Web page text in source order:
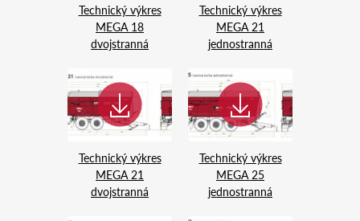
Technický výkres
MEGA 18
dvojstranná
Technický výkres
MEGA 21
jednostranná
Technický výkres
MEGA 21
dvojstranná
Technický výkres
MEGA 25
jednostranná